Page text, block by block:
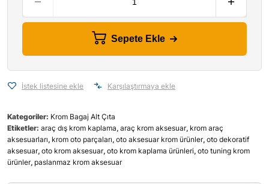
Sepete Ekle
İstek listesine ekle Karşılaştırmaya ekle
Kategoriler: Krom Bagaj Alt Çıta
Etiketler: araç dış krom kaplama, araç krom aksesuar, krom araç
aksesuarları, krom oto parçaları, oto aksesuar krom ürünler, oto dekoratif
aksesuar, oto krom aksesuar, oto krom kaplama ürünleri, oto tuning krom
ürünler, paslanmaz krom aksesuar